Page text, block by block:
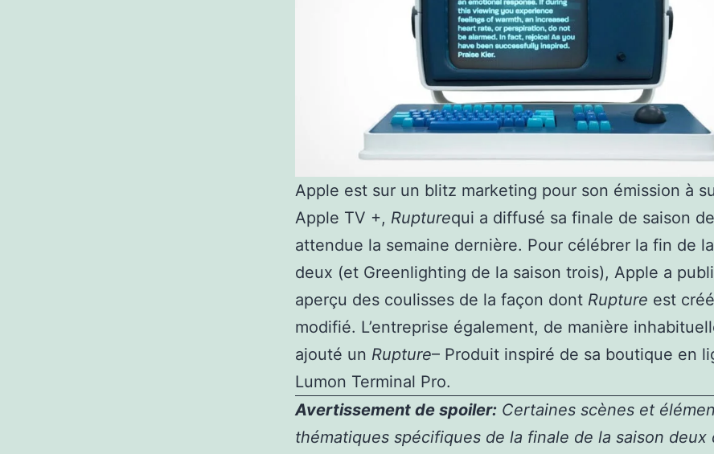
Apple est sur un blitz marketing pour son émission à
Apple TV +, Rupturequi a diffusé sa finale de saison
attendue la semaine dernière. Pour célébrer la fin de
deux (et Greenlighting de la saison trois), Apple a
aperçu des coulisses de la façon dont Rupture est
modifié. L’entreprise également, de manière
ajouté un Rupture– Produit inspiré de sa boutique en
Lumon Terminal Pro.
Avertissement de spoiler: Certaines scènes et
thématiques spécifiques de la finale de la saison deux